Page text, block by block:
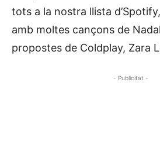
tots a la nostra llista
amb moltes cançons de
propostes de Coldplay, Zara
- Publicitat -